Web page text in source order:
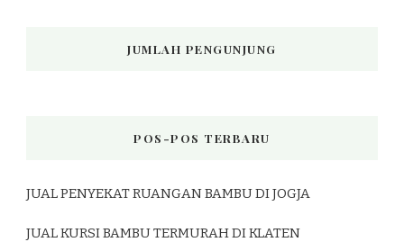
JUMLAH PENGUNJUNG
POS-POS TERBARU
JUAL PENYEKAT RUANGAN BAMBU DI JOGJA
JUAL KURSI BAMBU TERMURAH DI KLATEN